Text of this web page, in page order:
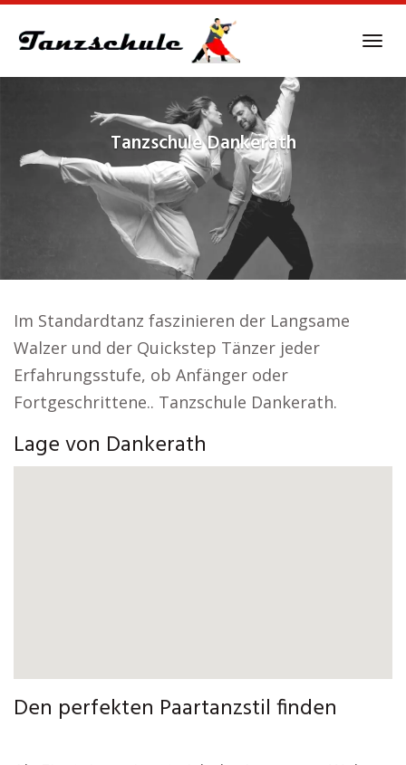
TanzschuleDankerath
Im Standardtanz faszinieren der Langsame
Walzer und der Quickstep Tänzer jeder
Erfahrungsstufe, ob Anfänger oder
Fortgeschrittene.. Tanzschule Dankerath.
Lage von Dankerath
Den perfekten Paartanzstil finden